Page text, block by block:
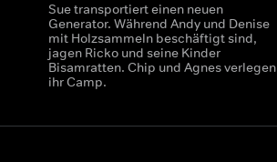
Sue transportiert einen neuen
Generator. Während Andy und Denise
mit Holzsammeln beschäftigt sind,
jagen Ricko und seine Kinder
Bisamratten. Chip und Agnes verlegen
ihr Camp.